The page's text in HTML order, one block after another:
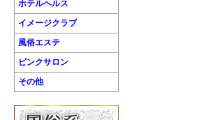
ホテルヘルス
イメージクラブ
風俗エステ
ピンクサロン
その他